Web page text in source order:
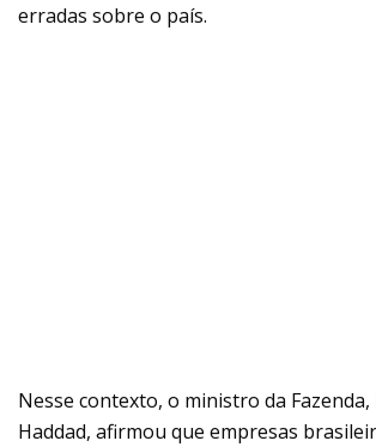
erradas sobre o país.
Nesse contexto, o ministro da Fazenda,
Haddad, afirmou que empresas